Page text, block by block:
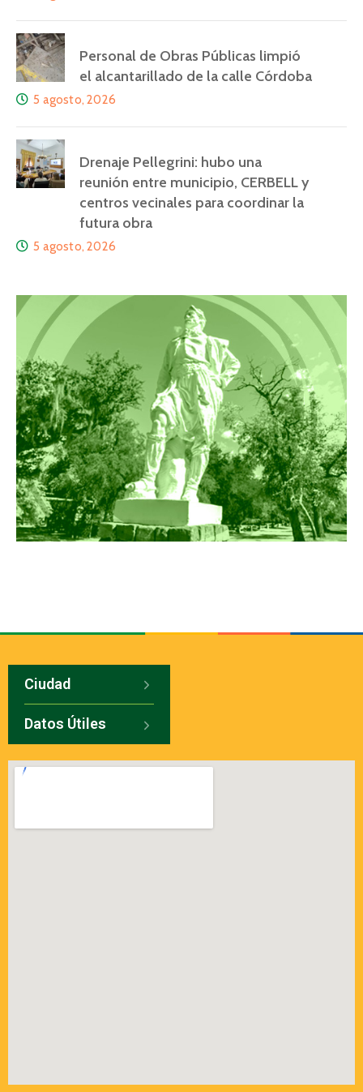
Personal de Obras Públicas limpió
el alcantarillado de la calle Córdoba
5 agosto, 2026
Drenaje Pellegrini: hubo una
reunión entre municipio, CERBELL y
centros vecinales para coordinar la
futura obra
5 agosto, 2026
Ciudad
Datos Útiles